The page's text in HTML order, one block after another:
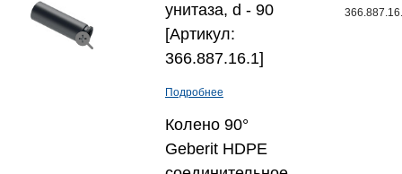
унитаза, d - 90
[Артикул:
366.887.16.1]
Подробнее
Колено 90°
Geberit HDPE